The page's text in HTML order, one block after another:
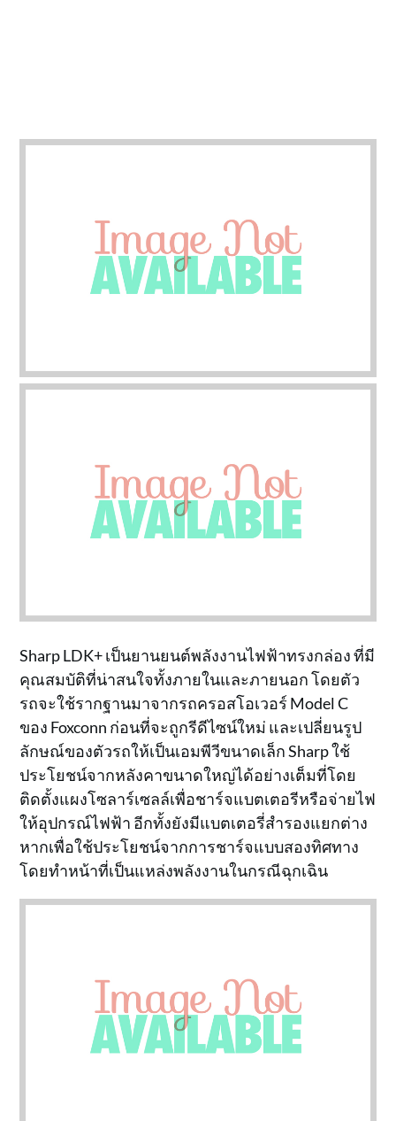
Sharp LDK+ เป็นยานยนต์พลังงานไฟฟ้าทรงกล่อง ที่มี
คุณสมบัติที่น่าสนใจทั้งภายในและภายนอก โดยตัว
รถจะใช้รากฐานมาจากรถครอสโอเวอร์ Model C
ของ Foxconn ก่อนที่จะถูกรีดีไซน์ใหม่ และเปลี่ยนรูป
ลักษณ์ของตัวรถให้เป็นเอมพีวีขนาดเล็ก Sharp ใช้
ประโยชน์จากหลังคาขนาดใหญ่ได้อย่างเต็มที่โดย
ติดตั้งแผงโซลาร์เซลล์เพื่อชาร์จแบตเตอรีหรือจ่ายไฟ
ให้อุปกรณ์ไฟฟ้า อีกทั้งยังมีแบตเตอรี่สำรองแยกต่าง
หากเพื่อใช้ประโยชน์จากการชาร์จแบบสองทิศทาง
โดยทำหน้าที่เป็นแหล่งพลังงานในกรณีฉุกเฉิน